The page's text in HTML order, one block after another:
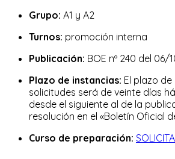
Grupo: A1 y A2
Turnos: promoción interna
Publicación: BOE nº 240 del 06/
Plazo de instancias: El plazo
solicitudes será de veinte días
desde el siguiente al de la
resolución en el «Boletín Oficial
Curso de preparación: